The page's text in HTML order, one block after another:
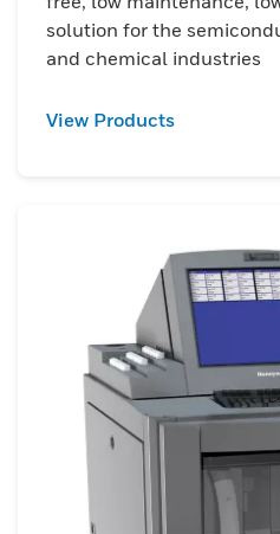
solution for the
and chemical industries
View Products